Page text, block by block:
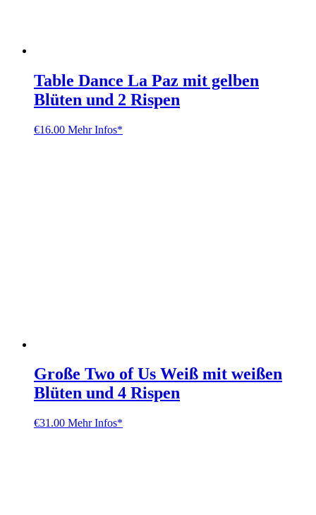
Table Dance La Paz mit gelben
Blüten und 2 Rispen
€16.00 Mehr Infos*
Große Two of Us Weiß mit weißen
Blüten und 4 Rispen
€31.00 Mehr Infos*